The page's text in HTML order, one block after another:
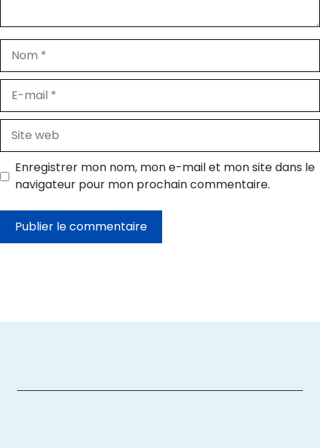
mail
Site
web
Enregistrer mon nom, mon e-mail et mon site dans le
navigateur pour mon prochain commentaire.